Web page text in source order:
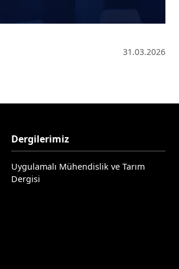
31.03.2026
Dergilerimiz
Uygulamalı Mühendislik ve Tarım
Dergisi